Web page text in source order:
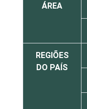
ÁREA
REGIÕES
DO PAÍS